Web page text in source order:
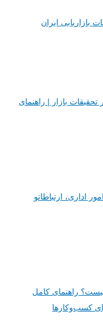
بازاریابی ایران
تحقیقات بازار | راهنمای
اداری، ارتباطاتو
راهنمای کامل
کسب‌وکارها